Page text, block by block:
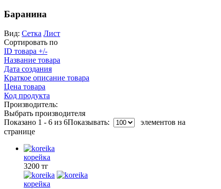
Баранина
Вид: Сетка Лист
Сортировать по
ID товара +/-
Название товара
Дата создания
Краткое описание товара
Цена товара
Код продукта
Производитель:
Выбрать производителя
Показано 1 - 6 из 6Показывать:
элементов на
странице
корейка
3200 тг
корейка